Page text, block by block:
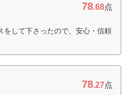
78.68点
をして下さったので、安心・信頼
78.27点